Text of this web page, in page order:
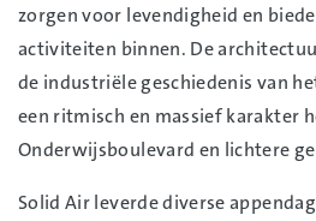
zorgen voor levendigheid en
activiteiten binnen. De
de industriële geschiedenis van
een ritmisch en massief karakter
Onderwijsboulevard en lichtere
Solid Air leverde diverse